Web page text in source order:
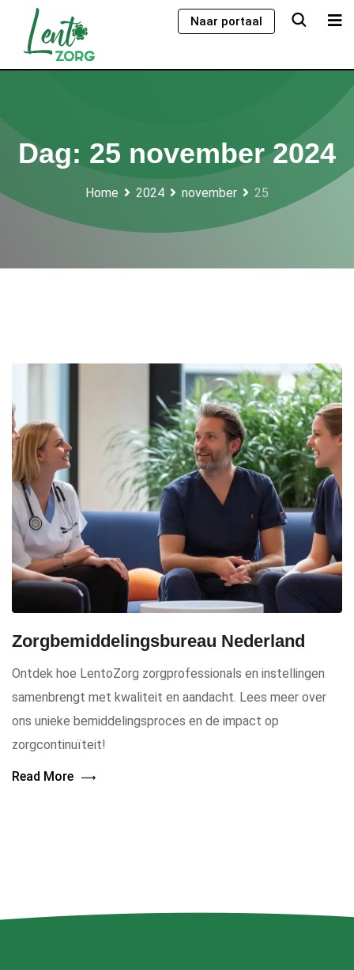
content
Naar portaal
Dag: 25 november 2024
Home 2024 november 25
Zorgbemiddelingsbureau Nederland
Ontdek hoe LentoZorg zorgprofessionals en instellingen
samenbrengt met kwaliteit en aandacht. Lees meer over
ons unieke bemiddelingsproces en de impact op
zorgcontinuïteit!
Read More